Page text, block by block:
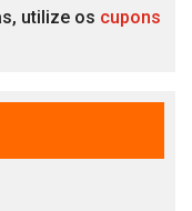
utilize os cupons